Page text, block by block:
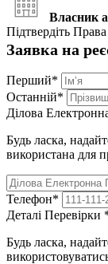
Власник
Підтвердіть
Заявка на
Перший*
Останній*
Ділова
Будь ласка,
використана для
Телефон*
Деталі Перевірки
Будь ласка,